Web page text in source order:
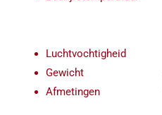
Luchtvochtigheid
Gewicht
Afmetingen